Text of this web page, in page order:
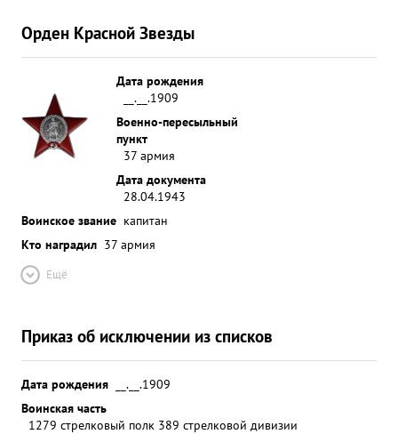
Орден Красной Звезды
Дата рождения
__.__.1909
Военно-пересыльный
пункт
37 армия
Дата документа
28.04.1943
Воинское звание капитан
Кто наградил 37 армия
Ещё
Приказ об исключении из списков
Дата рождения
__.__.1909
Воинская часть
1279 стрелковый полк 389 стрелковой дивизии